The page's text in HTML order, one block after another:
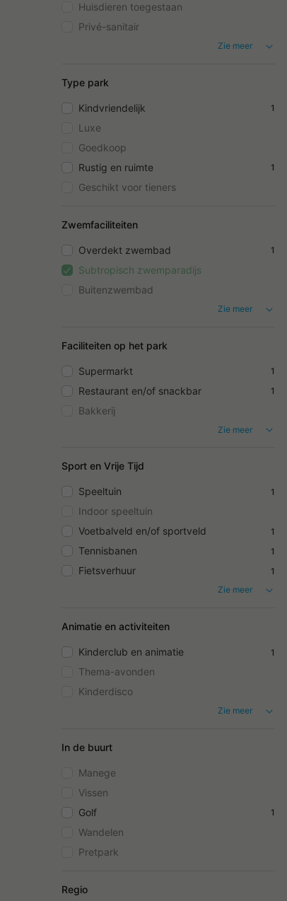
Huisdieren toegestaan
Privé-sanitair
Zie meer
Type park
Kindvriendelijk 1
Luxe
Goedkoop
Rustig en ruimte
1
Geschikt voor tieners
Zwemfaciliteiten
Overdekt zwembad 1
Subtropisch zwemparadijs
Buitenzwembad
Zie meer
Faciliteiten op het park
Supermarkt 1
Restaurant en/of snackbar 1
Bakkerij
Zie meer
Sport en Vrije Tijd
Speeltuin 1
Indoor speeltuin
Voetbalveld en/of sportveld
1
Tennisbanen 1
Fietsverhuur
1
Zie meer
Animatie en activiteiten
Kinderclub en animatie 1
Thema-avonden
Kinderdisco
Zie meer
In de buurt
Manege
Vissen
Golf
1
Wandelen
Pretpark
Regio